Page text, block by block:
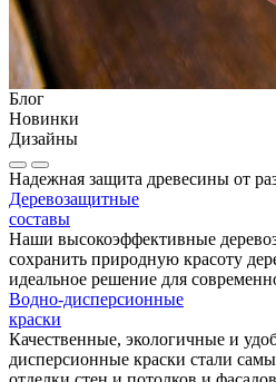
Блог
Новинки
Дизайны
Надежная защита древесины от
Деревозащитные
составы
Наши высокоэффективные
сохранить природную красоту
идеальное решение для
Водно-дисперсионные
краски
Качественные, экологичные и
дисперсионные краски стали